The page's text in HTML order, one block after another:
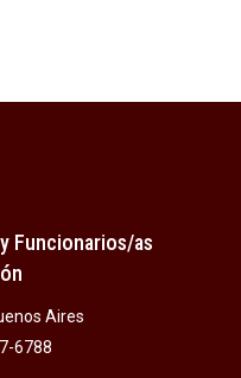
Funcionarios/as
Aires
6788